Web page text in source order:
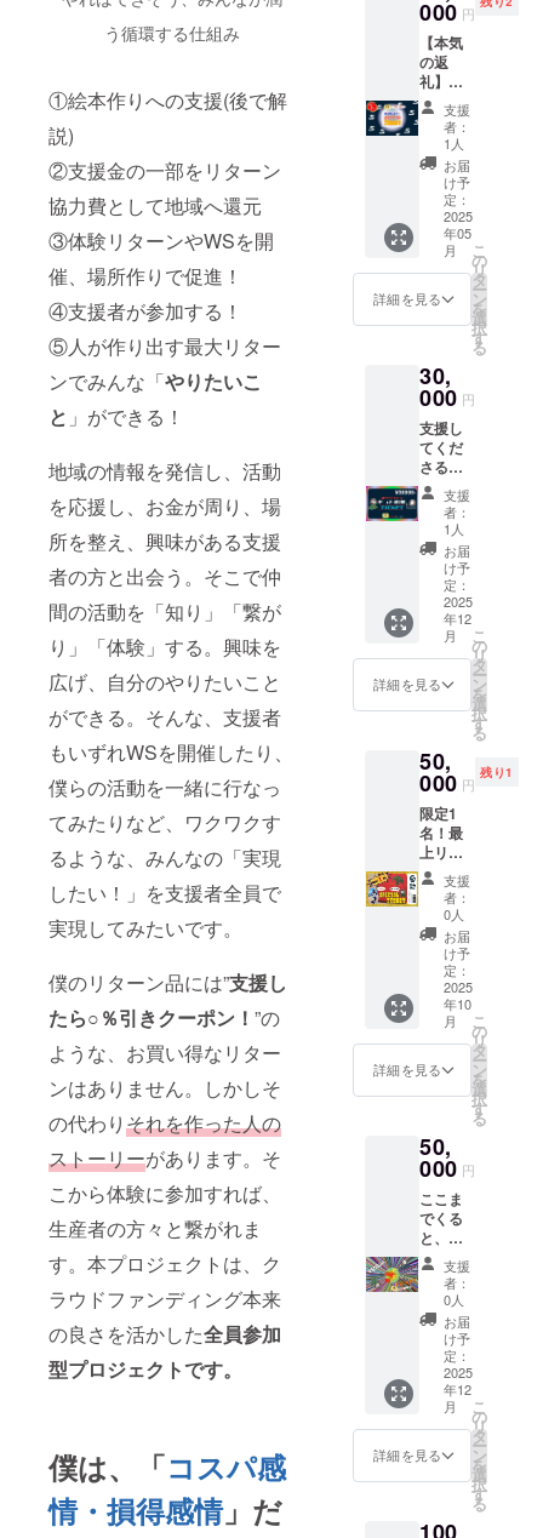
う循環する仕組み
①絵本作りへの支援(後で解
説)
②支援金の一部をリターン
協力費として地域へ還元
③体験リターンやWSを開
催、場所作りで促進！
④支援者が参加する！
⑤人が作り出す最大リター
ンでみんな「やりたいこ
と 」ができる！
地域の情報を発信し、活動
を応援し、お金が周り、場
所を整え、興味がある支援
者の方と出会う。そこで仲
間の活動を「知り」「繋が
り」「体験」する。興味を
広げ、自分のやりたいこと
ができる。そんな、支援者
もいずれWSを開催したり、
僕らの活動を一緒に行なっ
てみたりなど、ワクワクす
るような、みんなの「実現
したい！」を支援者全員で
実現してみたいです。
僕のリターン品には”支援し
たら○％引きクーポン！ ”の
ような、お買い得なリター
ンはありません。しかしそ
の代わりそれを作った人の
ストーリーがあります。そ
こから体験に参加すれば、
生産者の方々と繋がれま
す。本プロジェクトは、ク
ラウドファンディング本来
の良さを活かした全員参加
型プロジェクトです。
僕は、「コスパ感
情・損得感情」だ
有機コ
ショ
ウ、有
機カル
ダモ
ン、有
機シナ
モン、
有機
フェン
ネル、
有機
ショウ
が、有
機ター
メリッ
シ、有
機ニン
有機ク
ローブ
［内容
量］25g
［加工
者］同
上 ・有
機チャ
イ ［品
名］有
機マサ
ラチャ
［原材
料名］
ンド
産）、
有機
ショウ
ガ（ス
リラン
カ
産）、
有機シ
ナモ
ン、有
焼カル
ダモ
ン、有
機ク
［内容
量］15g
上 ・有
機ブ
ラック
ペッ
パー
［品
名］有
機ブ
ラック
ペッ
パー粗
挽き
［原材
料名］
［原産
国名］
ンカ
称 イ
ノシシ
ペット
フー
ド、お
やつ 原
材料
名 イ
ノシシ
肉（各
部位を
含む）
原産
国 日
本（山
梨県上
50g 賞
味期
限 到
着後に
ラベル
参照 販
売者・
製造場
所 同
上 【注
意事
項】 商
品開封
前には
必ずお
届けの
リター
ルや注
意書き
認くだ
さい。
実際に
お届け
するリ
ターン
とパッ
ケージ
等のデ
ザイン
が異な
る場合
ますの
で、あ
承くだ
さい。
《ジビ
エに興
味があ
る方》
上野
原・藤
野近郊
での罠
の見回
り、実
際の解
体現場
の手
頂ける
ボラン
確保の
ため、
支援金
の直接
寄付は
致しま
せん ・
金額
5000円
× 支援
数分 ・
寄贈時
期
2025年
5〜6月
を予定
＊こち
ターン
は4200
円のリ
ターン
と同じ
内容に
なりま
す。応
援枠と
してご
支援お
願いし
ます。
ていく
かを見
ていて
くださ
い。仲
間の活
躍に繋
がる、
いいお
金の使
い方を
しま
す！ ＊
こちら
のリ
ターン
は4200
ターン
と同じ
内容に
なりま
す。応
援枠と
してご
支援お
願いし
ます。
時：
2025年
4-5月頃
の希望
の日時
(プロ
ジェク
ト終了
後に調
整) ・駐
車場：
あり
（要予
合現地
解散 ・
ファン
終了
後、持
ち物や
詳細の
場所に
ついて
の詳細
はメー
ルで直
接連絡
予定で
す。 グ
ローブ
や防具
等は必
要な物
品につ
いては
しがあ
りま
す。着
替えや
飲み物
など最
低限の
物でご
参加い
ただけ
ます。
さらな
る詳細
につい
てはプ
ロジェ
クト終
了後に
メール
ご連絡
いたし
ます。
どを考
えてい
ます。
ー以下
をご確
認の
上、ご
支援く
ださ
いー ・
場所：
上野原
市内 ・
日時：
5〜7月
ごろを
ファン
終了
後、持
ち物や
詳細の
場所に
ついて
の詳細
はメー
ルで直
接連絡
予定で
す。 ・
現地集
細は後
日) ・
ショッ
プの内
容はま
だ未定
です。
ご希望
に添え
るかわ
かりま
せん
が、も
し希望
があれ
ば担当
者にお
伝えし
ますの
で、備
考欄ま
いしま
す。 最
大限に
安全管
理に努
めます
が、活
動中の
ケガや
事故、
持ち物
の紛
失・破
損等に
ついて
は自己
責任と
なりま
す。不
は、事
大きく
くれた
方で
す。ぜ
ひ体験
に参加
してい
ろんな
ことを
聞いて
みてく
ださ
い！
ターン
内容】
で制作
した
「ぼく
らの価
値」の
絵本1冊
をお届
けしま
（2025
年内目
標） 2.
ブドウ
農家体
験参加
ト
（etick
種はワ
インな
どに使
われる
甲州と
いう品
種で
す。山
梨県甲
州市に
あるぶ
どう畑
で2-3時
間のブ
ができ
ます。
良けれ
ば富士
山が見
える最
高のロ
ケー
ション
にあり
ます。
農家の
陽一さ
んご指
導のも
と、5月
の作業
では
「房づ
くり」
の体験
してい
き、お
持ち帰
りして
いただ
けま
す。
（種類
は時期
により
ます）
【リ
ターン
内容】
1.今回
の支援
で制作
値」の
絵本1冊
けしま
す(2025
年内目
標) 2平
飼い放
牧地体
験チ
ケット
(eticket
予定) 3.
体験
後、農
工場・
精肉店
3000円
分のお
肉（現
地から
自宅へ
の郵便
費は杉
山商店
が負担
しま
す） ー
以下を
ご確認
の上、
ご支援
いー ・
場所：
うぅ農
園
（山梨
県韮崎
市穂坂
町三之
蔵
2332）
・日
時：
2025年
5〜7月
ごろの
土曜日
時間程
度 ・ク
ン終了
際の仕
掛け方
を学べ
ます（1
時間程
度）。
【リ
ターン
内容】
1.今回
の支援
で制作
した
「ぼく
らの価
値」の
す(2025
年内目
標) 2.
ワーク
ショッ
プ体験
への参
加チ
ケット
(eTicke
t予定)
初心者
大歓
迎！僕
も初め
てから
何度も
ていま
す。 ジ
興味が
ある
方、猟
師さん
に聞い
てみた
いこと
がある
方、里
山の現
状を知
りたい
師さん
と繋が
なると
思いま
以下に
同意の
上、支
援をお
願いし
ますー
・上野
原、藤
野近郊
で2025
年5月頃
開催予
地集合
現地解
000 円
【本気
の返
礼】絵
本＋ご
飯食べ
ながら
人生相
談チ
ケット
です。
僕とど
こかの
お店で
お食事
会をし
ましょ
時間程
度、盛
り上が
ればい
つまで
も） 人
生・
旅・私
生活・
自然・
恋愛・
庭、、
、どん
な話で
もOKで
す。幅
いま
す。美
味しい
ご飯を
食べな
がら感
謝の気
持ちを
込めて
ご馳走
しま
す。 希
望があ
れば、
山梨市
内の場
所を
くださ
い。
ターン
内容】
1.今回
の支援
で制作
した
「ぼく
らの価
値」の
絵本2冊
をお届
けしま
す(2025
年内目
標) 2.山
支援
者：
1人
お届
け予
定：
2025
年05
月
詳細を見る
こ
の
リ
タ
ー
ン
を
選
択
す
る
30,
000 円
支援し
てくだ
さる方
がいる
とすれ
ば、、
、どん
な方な
んで
しょ
う。ぜ
ひお会
いして
みたい
もので
す。感
もしき
れませ
ん。支
援金の
使い道
を考
え、わ
かりや
すく活
動報告
をする
ことを
お約束
しま
す！ぜ
ひ僕に
一度お
ず役に
立てま
す。
【リ
ターン
内容】
1.今回
の支援
で制作
した
「ぼく
らの価
値」の
絵本1冊
をお届
けしま
す(2025
ターン
支援
者：
1人
お届
け予
定：
2025
年12
月
詳細を見る
こ
の
リ
タ
ー
ン
を
選
択
す
る
50,
000 円
残り1
限定1
名！最
上リ
ター
ン！
【絵本3
冊＋作
家の絵
画＋あ
なたの
イラス
ト】
【リ
ターン
内容】
1.今回
で制作
した
「ぼく
らの価
値」の
絵本を
絵本3冊
（自分
用1冊、
保管用1
冊、プ
レゼン
ト用1
冊）お
届けし
ます
(2025年
製作し
支援
者：
0人
お届
け予
定：
2025
年10
月
詳細を見る
こ
の
リ
タ
ー
ン
を
選
択
す
る
50,
000 円
ここま
でくる
と、も
うわか
りませ
ん。
【リ
ターン
内容】
1.今回
の支援
で制作
した
「ぼく
らの価
値」の
をお届
支援
者：
0人
お届
け予
定：
2025
年12
月
詳細を見る
こ
の
リ
タ
ー
ン
を
選
択
す
る
100